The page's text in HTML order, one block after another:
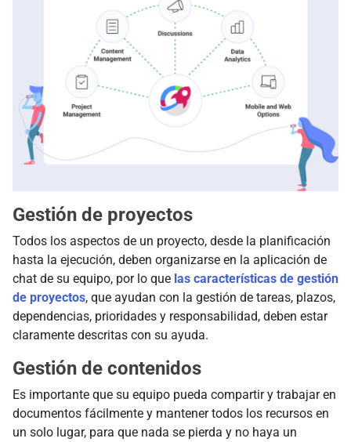
Gestión de proyectos
Todos los aspectos de un proyecto, desde la planificación
hasta la ejecución, deben organizarse en la aplicación de
chat de su equipo, por lo que las características de gestión
de proyectos, que ayudan con la gestión de tareas, plazos,
dependencias, prioridades y responsabilidad, deben estar
claramente descritas con su ayuda.
Gestión de contenidos
Es importante que su equipo pueda compartir y trabajar en
documentos fácilmente y mantener todos los recursos en
un solo lugar, para que nada se pierda y no haya un